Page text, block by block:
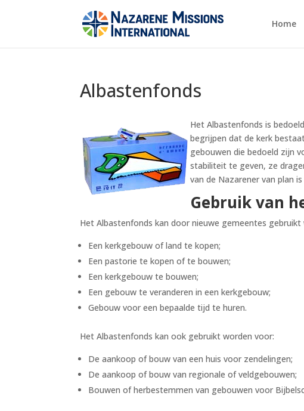
Home
Albastenfonds
Het Albastenfonds is
begrijpen dat de kerk
gebouwen die bedoeld zijn
stabiliteit te geven, ze
van de Nazarener van plan
Gebruik van
Het Albastenfonds kan door nieuwe gemeentes gebruikt
Een kerkgebouw of land te kopen;
Een pastorie te kopen of te bouwen;
Een kerkgebouw te bouwen;
Een gebouw te veranderen in een kerkgebouw;
Gebouw voor een bepaalde tijd te huren.
Het Albastenfonds kan ook gebruikt worden voor:
De aankoop of bouw van een huis voor zendelingen;
De aankoop of bouw van regionale of veldgebouwen;
Bouwen of herbestemmen van gebouwen voor